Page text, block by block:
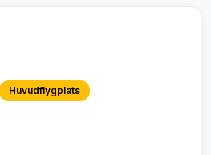
Huvudflygplats